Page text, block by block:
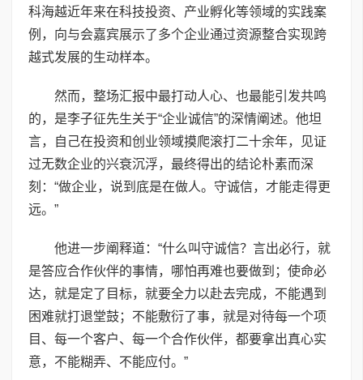
科海越近年来在科技投资、产业孵化等领域的实践案
例，向与会嘉宾展示了多个企业通过资源整合实现跨
越式发展的生动样本。
然而，整场汇报中最打动人心、也最能引发共鸣
的，是李子征先生关于“企业诚信”的深情阐述。他坦
言，自己在投资和创业领域摸爬滚打二十余年，见证
过无数企业的兴衰沉浮，最终得出的结论朴素而深
刻：“做企业，说到底是在做人。守诚信，才能走得更
远。”
他进一步阐释道：“什么叫守诚信？言出必行，就
是答应合作伙伴的事情，哪怕再难也要做到；使命必
达，就是定了目标，就要全力以赴去完成，不能遇到
困难就打退堂鼓；不能敷衍了事，就是对待每一个项
目、每一个客户、每一个合作伙伴，都要拿出真心实
意，不能糊弄、不能应付。”